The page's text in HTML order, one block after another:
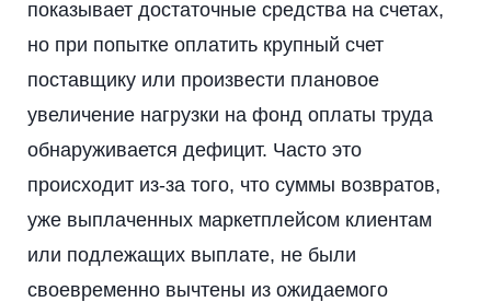
показывает достаточные средства на счетах,
но при попытке оплатить крупный счет
поставщику или произвести плановое
увеличение нагрузки на фонд оплаты труда
обнаруживается дефицит. Часто это
происходит из-за того, что суммы возвратов,
уже выплаченных маркетплейсом клиентам
или подлежащих выплате, не были
своевременно вычтены из ожидаемого